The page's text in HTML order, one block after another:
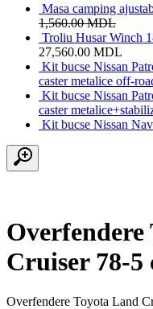
Masa camping
1,560.00MDL
Troliu Husar Winch
27,560.00 MDL
Kit bucse Nissan
caster metalice off-
Kit bucse Nissan
caster
Kit bucse Nissan
Cruiser 78-5
Overfendere Toyota Land